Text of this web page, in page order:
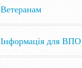
Ветеранам
Інформація для ВПО